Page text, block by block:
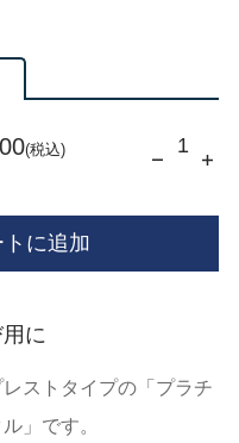
(税込)
トに追加
に
ストタイプの「プラチ
」です。